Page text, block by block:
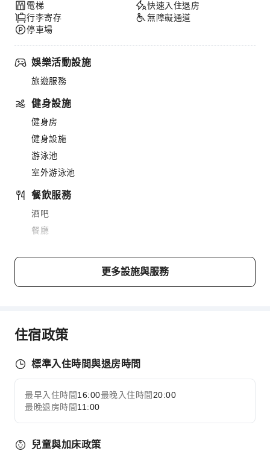
電梯
行李寄存
停車場
快速入住退房
無障礙通道
娛樂活動設施
旅遊服務
健身設施
健身房
健身設施
游泳池
室外游泳池
餐飲服務
酒吧
餐廳
傳真/影印
桌上電腦
舉辦特別活動的室內場地
兒童餐
展開全部
更多設施與服務
住宿政策
標準入住時間與退房時間
最早入住時間16:00最晚入住時間 20:00
最晚退房時間11:00
兒童與加床政策